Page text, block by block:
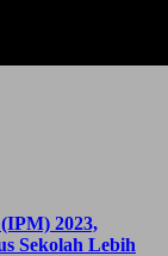
2023,
Sekolah Lebih